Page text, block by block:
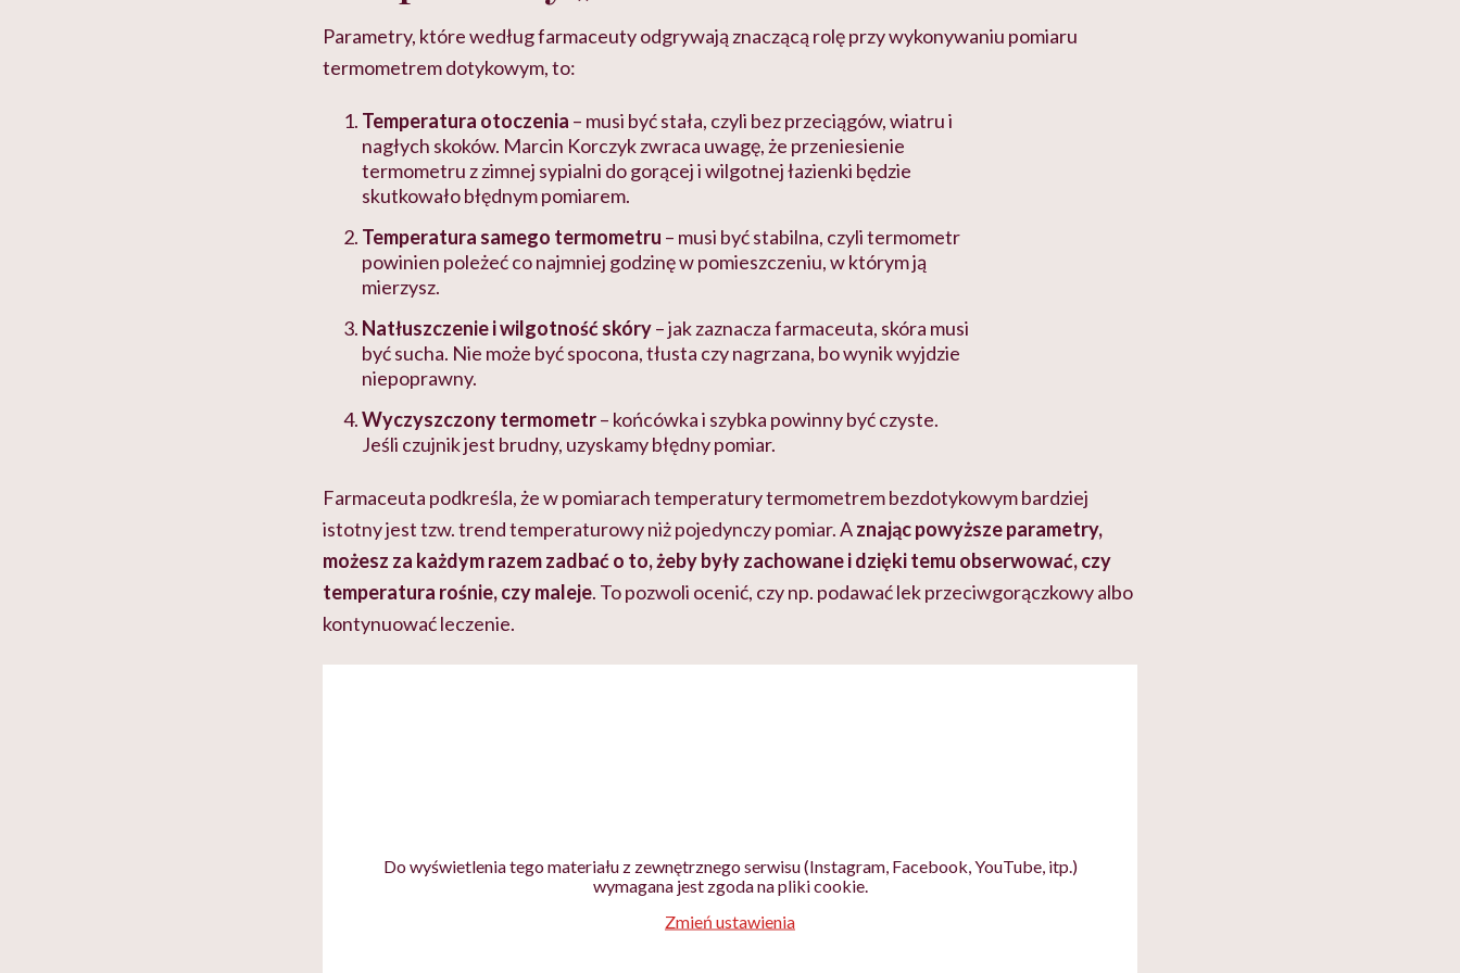
Parametry, które według farmaceuty odgrywają znaczącą rolę przy wykonywaniu pomiaru
termometrem dotykowym, to:
Temperatura otoczenia – musi być stała, czyli bez przeciągów, wiatru i
nagłych skoków. Marcin Korczyk zwraca uwagę, że przeniesienie
termometru z zimnej sypialni do gorącej i wilgotnej łazienki będzie
skutkowało błędnym pomiarem.
Temperatura samego termometru – musi być stabilna, czyli termometr
powinien poleżeć co najmniej godzinę w pomieszczeniu, w którym ją
mierzysz.
Natłuszczenie i wilgotność skóry– jak zaznacza farmaceuta, skóra musi
być sucha. Nie może być spocona, tłusta czy nagrzana, bo wynik wyjdzie
niepoprawny.
Wyczyszczony termometr– końcówka i szybka powinny być czyste.
Jeśli czujnik jest brudny, uzyskamy błędny pomiar.
Farmaceuta podkreśla, że w pomiarach temperatury termometrem bezdotykowym bardziej
istotny jest tzw. trend temperaturowy niż pojedynczy pomiar. Aznając powyższe parametry,
możesz za każdym razem zadbać o to, żeby były zachowane i dzięki temu obserwować, czy
temperatura rośnie, czy maleje. To pozwoli ocenić, czy np. podawać lek przeciwgorączkowy albo
kontynuować leczenie.
Do wyświetlenia tego materiału z zewnętrznego serwisu (Instagram, Facebook, YouTube, itp.)
wymagana jest zgoda na pliki cookie.
Zmień ustawienia